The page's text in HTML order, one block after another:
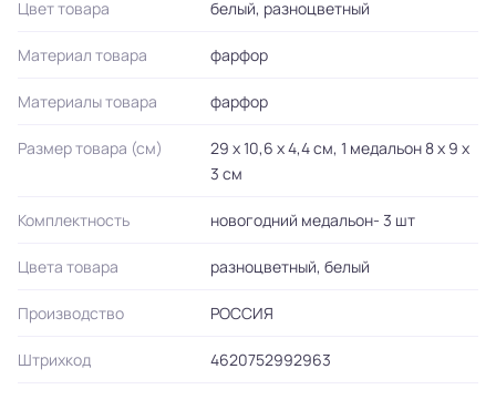
Цвет товара белый, разноцветный
Материал товара фарфор
Материалы товара фарфор
Размер товара (см)
29 х 10,6 х 4,4 см, 1 медальон 8 х 9 х
3 см
Комплектность новогодний медальон- 3 шт
Цвета товара разноцветный, белый
Производство РОССИЯ
Штрихкод 4620752992963